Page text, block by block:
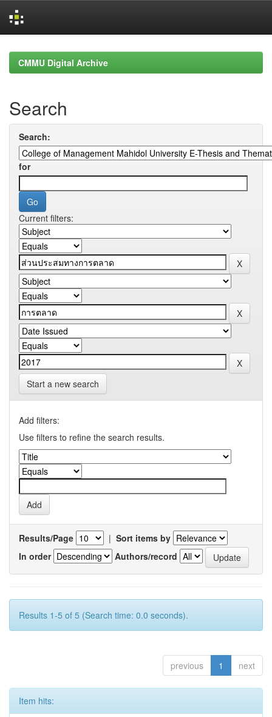
navigationCMMU Digital Archive
Search
Search:
for
Current filters:
Start a new search
Add filters:
Use filters to refine the search results.
Results/Page | Sort items by
In order
Authors/record
Results 1-5 of 5 (Search time: 0.0 seconds).
previous 1 next
Item hits: